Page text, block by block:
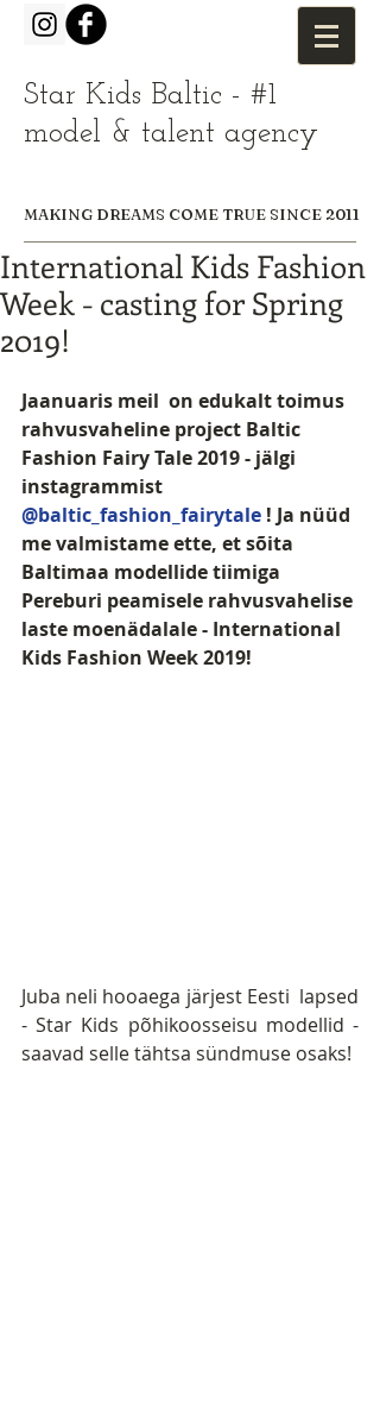
Star Kids Baltic - #1
model & talent agency
MAKING DREAMS COME TRUE SINCE 2011
International Kids Fashion
Week - casting for Spring
2019!
Jaanuaris meil  on edukalt toimus
rahvusvaheline project Baltic
Fashion Fairy Tale 2019 - jälgi
instagrammist
@baltic_fashion_fairytale ! Ja nüüd
me valmistame ette, et sõita
Baltimaa modellide tiimiga
Pereburi peamisele rahvusvahelise
laste moenädalale - International
Kids Fashion Week 2019!
Juba neli hooaega järjest Eesti  lapsed
- Star Kids põhikoosseisu modellid -
saavad selle tähtsa sündmuse osaks!